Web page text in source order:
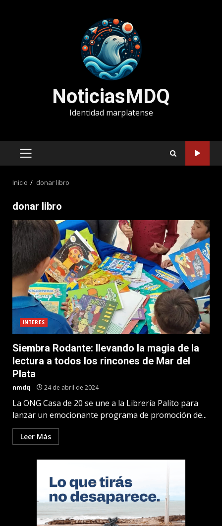
NoticiasMDQ
Identidad marplatense
MENÚ
Inicio donar libro
donar libro
INTERES
Siembra Rodante: llevando la magia de la
lectura a todos los rincones de Mar del
Plata
nmdq 24 de abril de 2024
La ONG Casa de 20 se une a la Librería Palito para
lanzar un emocionante programa de promoción de...
Leer Más